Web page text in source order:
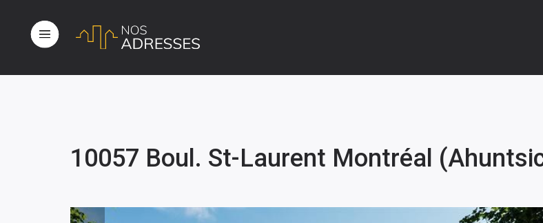
10057 Boul. St-Laurent Montréal